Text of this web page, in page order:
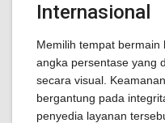
Internasional
Memilih tempat
angka persentase yang
secara visual.
bergantung pada
penyedia layanan